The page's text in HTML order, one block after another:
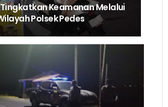
Keamanan Melalui
Polsek Pedes